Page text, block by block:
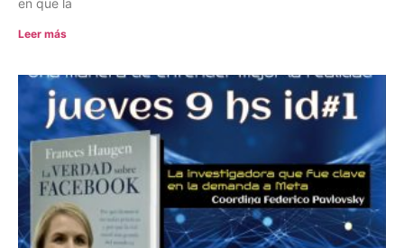
en que la
Leer más